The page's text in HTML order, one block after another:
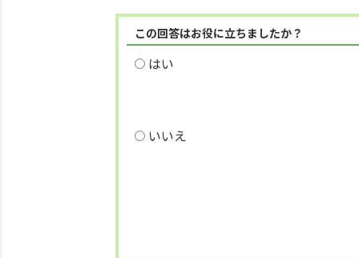
この回答はお役に立ちましたか？
はい
いいえ